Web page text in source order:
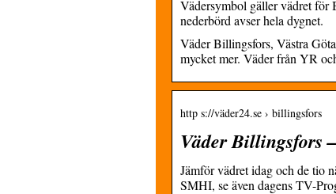
Vädersymbol gäller vädret för
nederbörd avser hela dygnet.
Väder Billingsfors, Västra
mycket mer. Väder från YR
http s://väder24.se › billingsfors
Väder Billingsfors
Jämför vädret idag och de tio
SMHI, se även dagens TV-